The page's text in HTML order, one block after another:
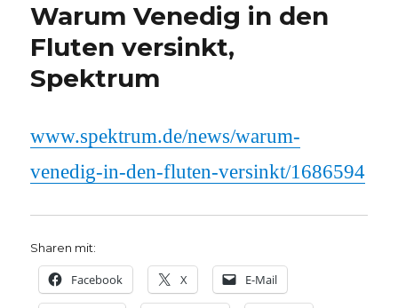
Warum Venedig in den
Fluten versinkt,
Spektrum
www.spektrum.de/news/warum-
venedig-in-den-fluten-versinkt/1686594
Sharen mit:
Facebook X E-Mail